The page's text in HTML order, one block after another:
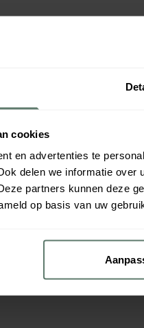
cookies
en advertenties te
delen we informatie
partners kunnen deze
op basis van uw